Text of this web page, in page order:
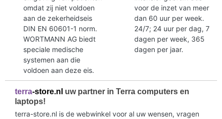
omdat zij niet voldoen
aan de zekerheidseis
DIN EN 60601-1 norm.
WORTMANN AG biedt
speciale medische
systemen aan die
voldoen aan deze eis.
voor de inzet van meer
dan 60 uur per week.
24/7; 24 uur per dag, 7
dagen per week, 365
dagen per jaar.
terra-store.nl uw partner in Terra computers en
laptops!
terra-store.nl is de webwinkel voor al uw wensen, vragen